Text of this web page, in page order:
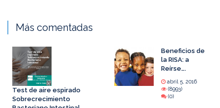
Más comentadas
Test de aire espirado
Sobrecrecimiento
Beneficios de
la RISA: a
Reírse….
abril 5, 2016
(8993)
(0)